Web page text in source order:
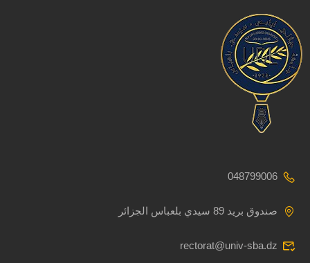
048799006
صندوق بريد 89 سيدي بلعباس الجزائر
rectorat@univ-sba.dz